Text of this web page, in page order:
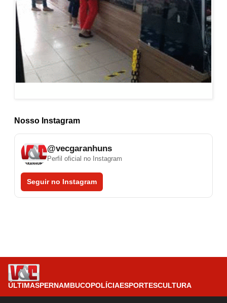
Nosso Instagram
@vecgaranhuns
Perfil oficial no Instagram
Seguir no Instagram
ÚLTIMASPERNAMBUCOPOLÍCIAESPORTESCULTURA